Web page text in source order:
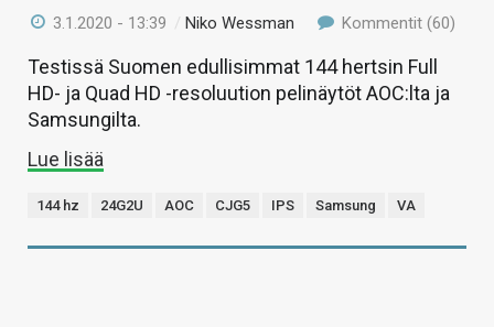
3.1.2020 - 13:39 /Niko Wessman Kommentit (60)
Testissä Suomen edullisimmat 144 hertsin Full
HD- ja Quad HD -resoluution pelinäytöt AOC:lta ja
Samsungilta.
Lue lisää
144 hz 24G2U AOC CJG5 IPS Samsung VA